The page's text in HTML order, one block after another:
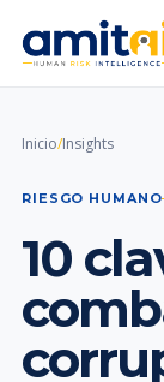
Inicio/Insights
RIESGO HUMANO
10